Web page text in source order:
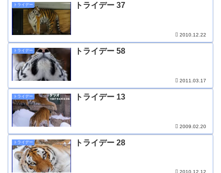
トライデー トライデー 37
2010.12.22
トライデー トライデー 58
2011.03.17
トライデー トライデー 13
2009.02.20
トライデー トライデー 28